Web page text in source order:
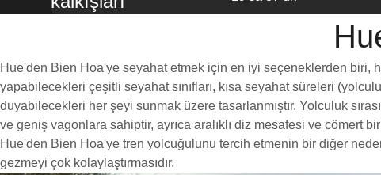
Hue'den Bien Hoa'ye seyahat etmek için en iyi seçeneklerden biri,
yapabilecekleri çeşitli seyahat sınıfları, kısa seyahat süreleri
duyabilecekleri her şeyi sunmak üzere tasarlanmıştır. Yolculuk
ve geniş vagonlara sahiptir, ayrıca aralıklı diz mesafesi ve cömert
Hue'den Bien Hoa'ye tren yolcuğulunu tercih etmenin bir diğer
gezmeyi çok kolaylaştırmasıdır.